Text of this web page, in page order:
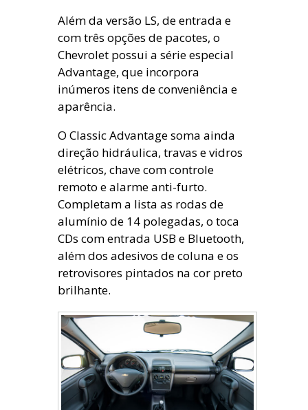
Além da versão LS, de entrada e
com três opções de pacotes, o
Chevrolet possui a série especial
Advantage, que incorpora
inúmeros itens de conveniência e
aparência.
O Classic Advantage soma ainda
direção hidráulica, travas e vidros
elétricos, chave com controle
remoto e alarme anti-furto.
Completam a lista as rodas de
alumínio de 14 polegadas, o toca
CDs com entrada USB e Bluetooth,
além dos adesivos de coluna e os
retrovisores pintados na cor preto
brilhante.